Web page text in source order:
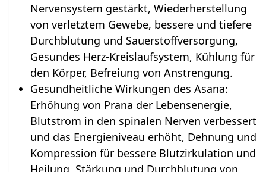
Nervensystem gestärkt, Wiederherstellung
von verletztem Gewebe, bessere und tiefere
Durchblutung und Sauerstoffversorgung,
Gesundes Herz-Kreislaufsystem, Kühlung für
den Körper, Befreiung von Anstrengung.
Gesundheitliche Wirkungen des Asana:
Erhöhung von Prana der Lebensenergie,
Blutstrom in den spinalen Nerven verbessert
und das Energieniveau erhöht, Dehnung und
Kompression für bessere Blutzirkulation und
Heilung, Stärkung und Durchblutung von